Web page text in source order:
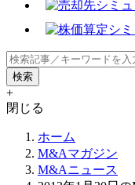
+
閉じる
ホーム
M&Aマガジン
M&Aニュース